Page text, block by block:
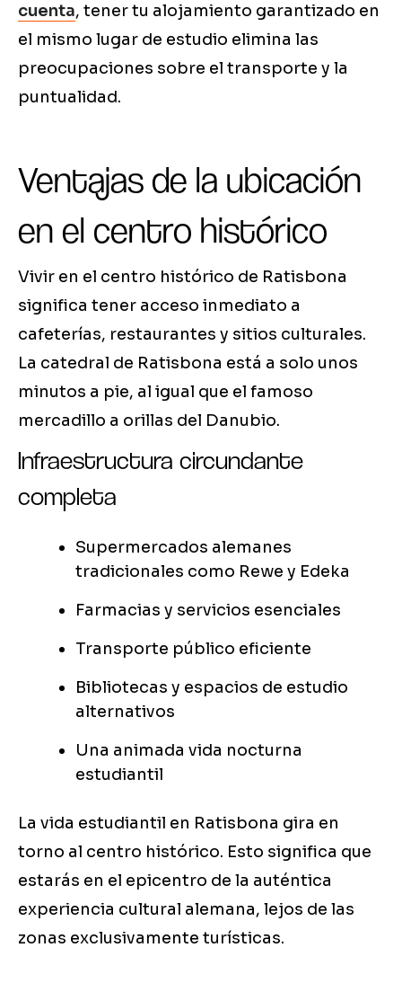
cuenta, tener tu alojamiento garantizado en
el mismo lugar de estudio elimina las
preocupaciones sobre el transporte y la
puntualidad.
Ventajas de la ubicación
en el centro histórico
Vivir en el centro histórico de Ratisbona
significa tener acceso inmediato a
cafeterías, restaurantes y sitios culturales.
La catedral de Ratisbona está a solo unos
minutos a pie, al igual que el famoso
mercadillo a orillas del Danubio.
Infraestructura circundante
completa
Supermercados alemanes
tradicionales como Rewe y Edeka
Farmacias y servicios esenciales
Transporte público eficiente
Bibliotecas y espacios de estudio
alternativos
Una animada vida nocturna
estudiantil
La vida estudiantil en Ratisbona gira en
torno al centro histórico. Esto significa que
estarás en el epicentro de la auténtica
experiencia cultural alemana, lejos de las
zonas exclusivamente turísticas.